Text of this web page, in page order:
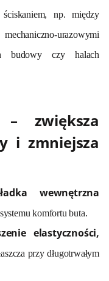
ściskaniem, np. między
urazowymi
budowy czy halach
– zwiększa
i zmniejsza
wewnętrzna
komfortu buta.
elastyczności,
przy długotrwałym